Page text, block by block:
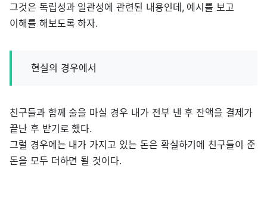
그것은 독립성과 일관성에 관련된 내용인데, 예시를 보고
이해를 해보도록 하자.
현실의 경우에서
친구들과 함께 술을 마실 경우 내가 전부 낸 후 잔액을 결제가
끝난 후 받기로 했다.
그럴 경우에는 내가 가지고 있는 돈은 확실하기에 친구들이 준
돈을 모두 더하면 될 것이다.